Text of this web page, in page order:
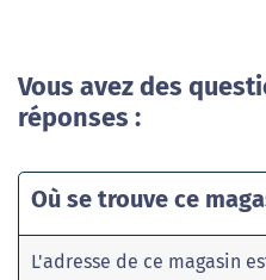
Vous avez des
réponses :
Où se trouve ce
L'adresse de ce magasin